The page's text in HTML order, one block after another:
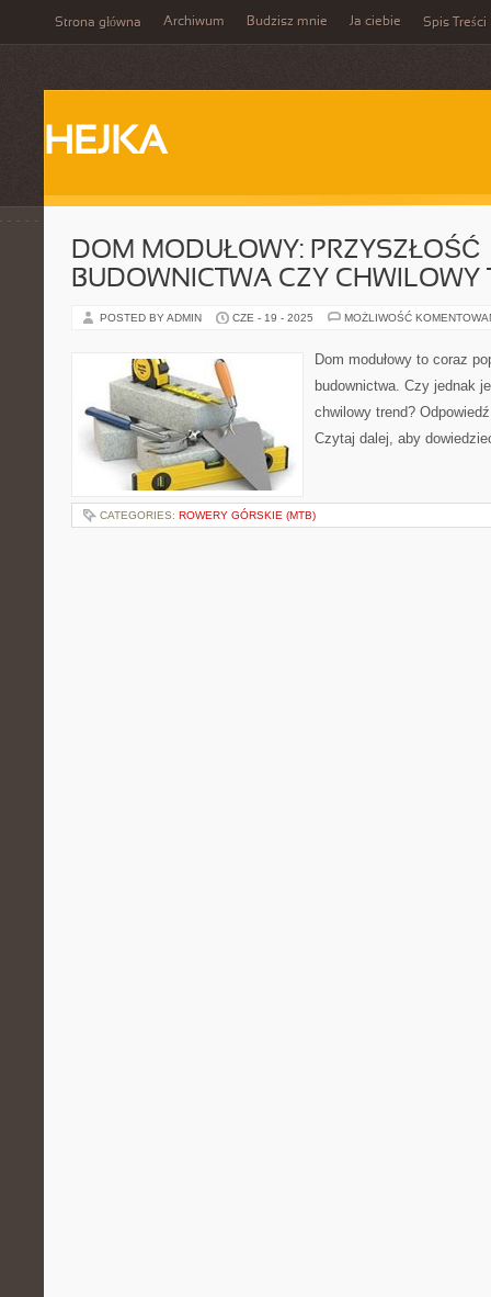
Strona główna Archiwum Budzisz mnie Ja ciebie Spis Treści
HEJKA
DOM MODUŁOWY: PRZYSZŁOŚĆ
BUDOWNICTWA CZY CHWILOWY
POSTED BY ADMIN CZE - 19 - 2025 MOŻLIWOŚĆ
Dom modułowy to coraz
budownictwa. Czy jednak
chwilowy trend?
Czytaj dalej, aby
CATEGORIES: ROWERY GÓRSKIE (MTB)